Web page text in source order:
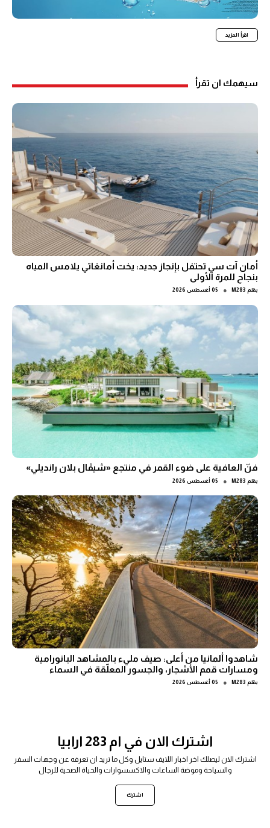
اقرأ المزيد
سيهمك ان تقرأ
أمان آت سي تحتفل بإنجاز جديد: يخت أمانغاتي يلامس المياه
بنجاح للمرة الأولى
بقلم M283
● 05 أغسطس 2026
فنّ العافية على ضوء القمر في منتجع «شيڤال بلان رانديلي»
بقلم M283
● 05 أغسطس 2026
شاهدوا ألمانيا من أعلى: صيف مليء بالمشاهد البانورامية
ومسارات قمم الأشجار، والجسور المعلّقة في السماء
بقلم M283
● 05 أغسطس 2026
اشترك الان في ام 283 ارابيا
اشترك الان ليصلك اخر اخبار اللايف ستايل وكل ما تريد ان تعرفه عن وجهات السفر
والسياحة وموضة الساعات والاكسسوارات والحياة الصحية للرجال
اشترك